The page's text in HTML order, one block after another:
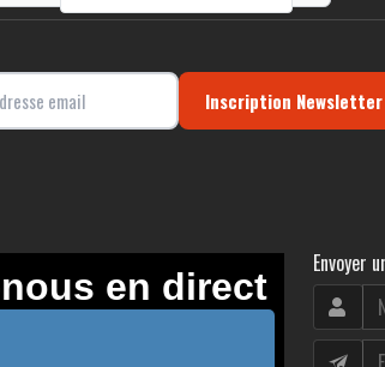
Inscription
Envoyer